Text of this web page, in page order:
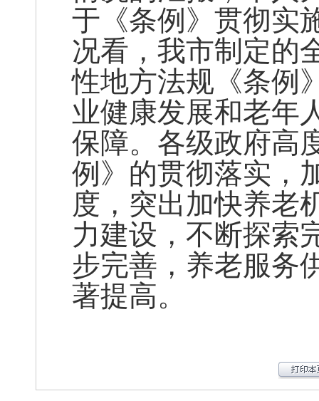
于《条例》贯彻实
况看，我市制定的
性地方法规《条例
业健康发展和老年
保障。各级政府高
例》的贯彻落实，
度，突出加快养老
力建设，不断探索
步完善，养老服务
著提高。